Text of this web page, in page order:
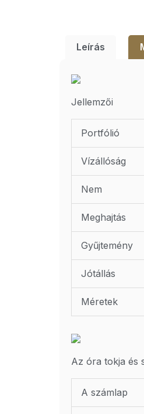
Leírás
Jellemzői
Portfólió
Vízállóság
Nem
Meghajtás
Gyűjtemény
Jótállás
Méretek
Az óra tokja és
A számlap